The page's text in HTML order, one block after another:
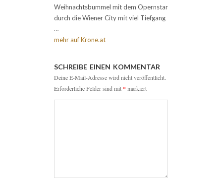
Weihnachtsbummel mit dem Opernstar
durch die Wiener City mit viel Tiefgang
…
mehr auf Krone.at
SCHREIBE EINEN KOMMENTAR
Deine E-Mail-Adresse wird nicht veröffentlicht.
Erforderliche Felder sind mit * markiert